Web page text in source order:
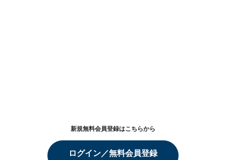
新規無料会員登録はこちらから
ログイン／無料会員登録